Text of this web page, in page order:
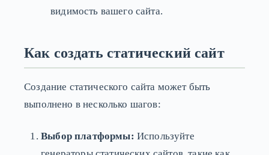
видимость вашего сайта.
Как создать статический сайт
Создание статического сайта может быть
выполнено в несколько шагов:
Выбор платформы: Используйте